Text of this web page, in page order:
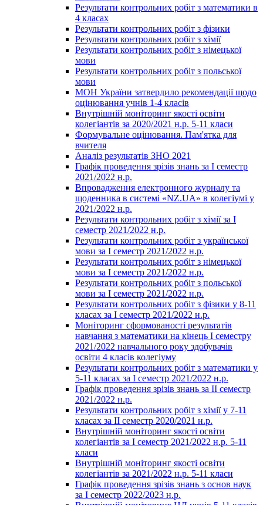
Результати контрольних робіт з математики в
4 класах
Результати контрольних робіт з фізики
Результати контрольних робіт з хімії
Результати контрольних робіт з німецької
мови
Результати контрольних робіт з польської
мови
МОН України затвердило рекомендації щодо
оцінювання учнів 1-4 класів
Внутрішній моніторинг якості освіти
колегіантів за 2020/2021 н.р. 5-11 класи
Формувальне оцінювання. Пам'ятка для
вчителя
Аналіз результатів ЗНО 2021
Графік проведення зрізів знань за І семестр
2021/2022 н.р.
Впровадження електронного журналу та
щоденника в системі «NZ.UA» в колегіумі у
2021/2022 н.р.
Результати контрольних робіт з хімії за І
семестр 2021/2022 н.р.
Результати контрольних робіт з української
мови за І семестр 2021/2022 н.р.
Результати контрольних робіт з німецької
мови за І семестр 2021/2022 н.р.
Результати контрольних робіт з польської
мови за І семестр 2021/2022 н.р.
Результати контрольних робіт з фізики у 8-11
класах за І семестр 2021/2022 н.р.
Моніторинг сформованості результатів
навчання з математики на кінець І семестру
2021/2022 навчального року здобувачів
освіти 4 класів колегіуму
Результати контрольних робіт з математики у
5-11 класах за І семестр 2021/2022 н.р.
Графік проведення зрізів знань за ІІ семестр
2021/2022 н.р.
Результати контрольних робіт з хімії у 7-11
класах за ІІ семестр 2020/2021 н.р.
Внутрішній моніторинг якості освіти
колегіантів за І семестр 2021/2022 н.р. 5-11
класи
Внутрішній моніторинг якості освіти
колегіантів за 2021/2022 н.р. 5-11 класи
Графік проведення зрізів знань з основ наук
за І семестр 2022/2023 н.р.